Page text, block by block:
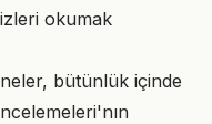
okumak
bütünlük içinde